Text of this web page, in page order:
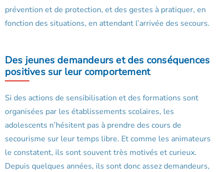
prévention et de protection, et des gestes à pratiquer, en
fonction des situations, en attendant l’arrivée des secours.
Des jeunes demandeurs et des conséquences
positives sur leur comportement
Si des actions de sensibilisation et des formations sont
organisées par les établissements scolaires, les
adolescents n’hésitent pas à prendre des cours de
secourisme sur leur temps libre. Et comme les animateurs
le constatent, ils sont souvent très motivés et curieux.
Depuis quelques années, ils sont donc assez demandeurs,